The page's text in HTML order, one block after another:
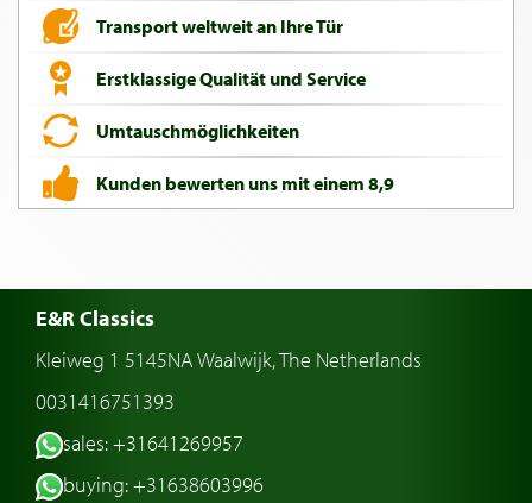
Transport weltweit an Ihre Tür
Erstklassige Qualität und Service
Umtauschmöglichkeiten
Kunden bewerten uns mit einem 8,9
E&R Classics
Kleiweg 1 5145NA Waalwijk, The Netherlands
0031416751393
sales: +31641269957
buying: +31638603996